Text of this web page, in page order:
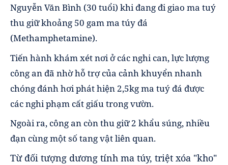
Nguyễn Văn Bình (30 tuổi) khi đang đi giao ma tuý
thu giữ khoảng 50 gam ma túy đá
(Methamphetamine).
Tiến hành khám xét nơi ở các nghi can, lực lượng
công an đã nhờ hỗ trợ của cảnh khuyển nhanh
chóng đánh hơi phát hiện 2,5kg ma tuý đá được
các nghi phạm cất giấu trong vườn.
Ngoài ra, công an còn thu giữ 2 khẩu súng, nhiều
đạn cùng một số tang vật liên quan.
Từ đối tượng dương tính ma túy, triệt xóa "kho"